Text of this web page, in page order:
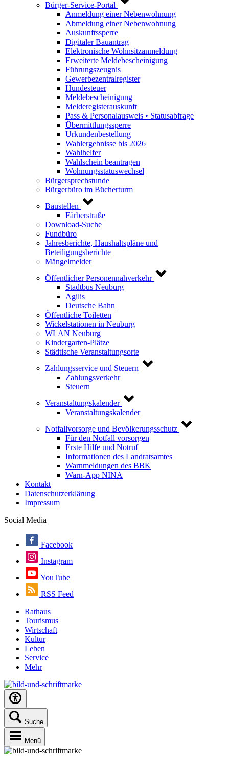
Bürger-Service-Portal
Anmeldung einer Nebenwohnung
Abmeldung einer Nebenwohnung
Auskunftssperre
Digitaler Bauantrag
Elektronische Wohnsitzanmeldung
Erweiterte Meldebescheinigung
Führungszeugnis
Gewerbezentralregister
Hundesteuer
Meldebescheinigung
Melderegisterauskunft
Pass & Personalausweis • Statusabfrage
Übermittlungssperre
Urkundenbestellung
Wahlergebnisse bis 2026
Wahlhelfer
Wahlschein beantragen
Wohnungsstatuswechsel
Bürgersprechstunde
Bürgerbüro im Bücherturm
Baustellen
Färberstraße
Download-Suche
Fundbüro
Jahresberichte, Haushaltspläne und
Beteiligungsberichte
Mängelmelder
Öffentlicher Personennahverkehr
Stadtbus Neuburg
Agilis
Deutsche Bahn
Öffentliche Toiletten
Wickelstationen in Neuburg
WLAN Neuburg
Kindergarten-Plätze
Städtische Veranstaltungsorte
Zahlungsservice und Steuern
Zahlungsverkehr
Steuern
Veranstaltungskalender
Veranstaltungskalender
Notfallvorsorge und Bevölkerungsschutz
Für den Notfall vorsorgen
Erste Hilfe und Notruf
Informationen des Landratsamtes
Warnmeldungen des BBK
Warn-App NINA
Kontakt
Datenschutzerklärung
Impressum
Social Media
Facebook
Instagram
YouTube
RSS Feed
Rathaus
Tourismus
Wirtschaft
Kultur
Leben
Service
Mehr
Suche
Menü